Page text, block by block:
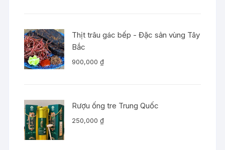
Thịt trâu gác bếp - Đặc sản vùng Tây
Bắc
900,000₫
Rượu ống tre Trung Quốc
250,000₫